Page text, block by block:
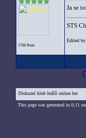
5760 Posts
Ja se
STS
Edited
Diskuzní klub hráčů online her
This page was generated in 0,11